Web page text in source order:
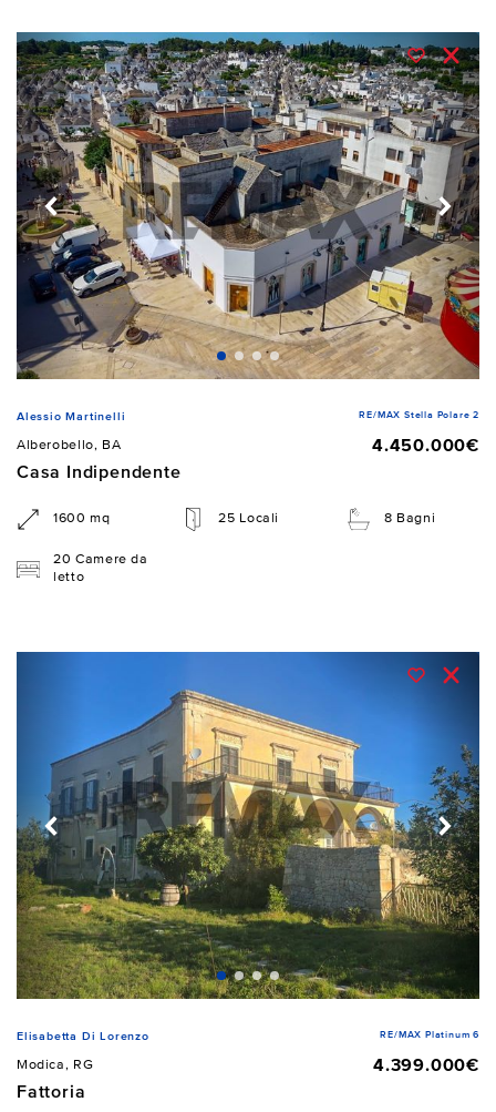
Alessio Martinelli RE/MAX Stella Polare 2
Alberobello, BA
4.450.000€
Casa Indipendente
1600 mq 25 Locali 8 Bagni
20 Camere da
letto
Elisabetta Di Lorenzo RE/MAX Platinum 6
Modica, RG
4.399.000€
Fattoria